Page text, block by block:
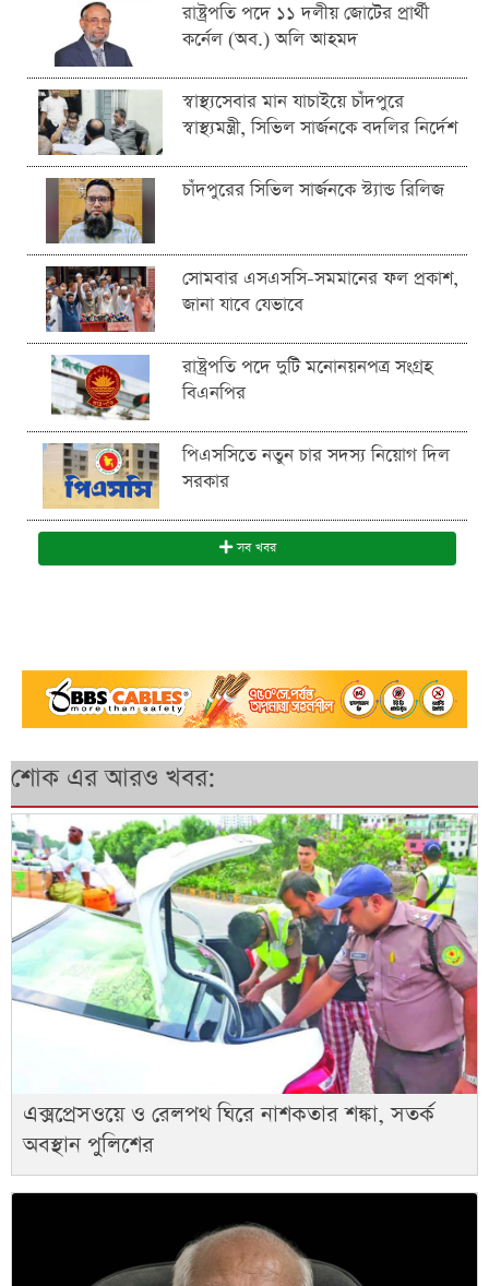
রাষ্ট্রপতি পদে ১১ দলীয় জোটের প্রার্থী
কর্নেল (অব.) অলি আহমদ
স্বাস্থ্যসেবার মান যাচাইয়ে চাঁদপুরে
স্বাস্থ্যমন্ত্রী, সিভিল সার্জনকে বদলির নির্দেশ
চাঁদপুরের সিভিল সার্জনকে স্ট্যান্ড রিলিজ
সোমবার এসএসসি-সমমানের ফল প্রকাশ,
জানা যাবে যেভাবে
রাষ্ট্রপতি পদে দুটি মনোনয়নপত্র সংগ্রহ
বিএনপির
পিএসসিতে নতুন চার সদস্য নিয়োগ দিল
সরকার
সব খবর
শোক এর আরও খবর:
এক্সপ্রেসওয়ে ও রেলপথ ঘিরে নাশকতার শঙ্কা, সতর্ক
অবস্থান পুলিশের